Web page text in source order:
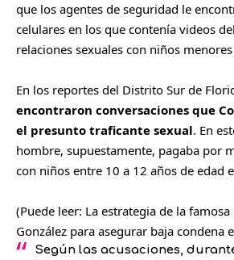
que los agentes de seguridad le
celulares en los que contenía videos
relaciones sexuales con niños
En los reportes del Distrito Sur de
encontraron conversaciones que
el presunto traficante sexual. En
hombre, supuestamente, pagaba por
con niños entre 10 a 12 años de edad
​(Puede leer: La estrategia de la
González para asegurar baja condena
Según las acusaciones,